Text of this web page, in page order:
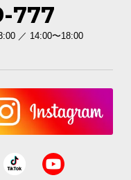
ます。
777
／ 14:00〜18:00